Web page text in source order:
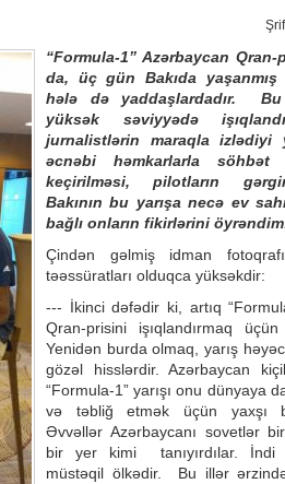
“Formula-1” Azərbaycan
da, üç gün Bakıda yaşanmış
hələ də yaddaşlardadır. Bu
yüksək səviyyədə
jurnalistlərin maraqla izlədiyi
əcnəbi həmkarlarla söhbət
keçirilməsi, pilotların
Bakının bu yarışa necə ev
bağlı onların fikirlərini
Çindən gəlmiş idman
təəssüratları olduqca yüksəkdir:
--- İkinci dəfədir ki, artıq
Qran-prisini işıqlandırmaq üçün
Yenidən burda olmaq, yarış
gözəl hisslərdir. Azərbaycan
“Formula-1” yarışı onu dünyaya
və təbliğ etmək üçün yaxşı
Əvvəllər Azərbaycanı sovetlər
bir yer kimi tanıyırdılar. İndi
müstəqil ölkədir. Bu illər